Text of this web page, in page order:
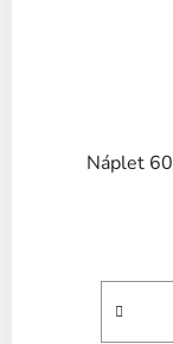
Náplet